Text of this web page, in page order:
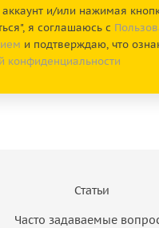
и/или нажимая
я соглашаюсь с
и подтверждаю, что
конфиденциальности
Статьи
Часто задаваемые